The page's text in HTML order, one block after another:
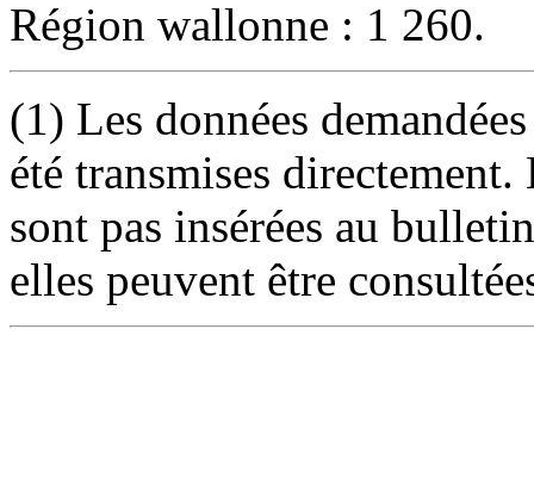
Région wallonne : 1 260.
(1) Les données
été transmises
sont pas insérées au
elles peuvent être